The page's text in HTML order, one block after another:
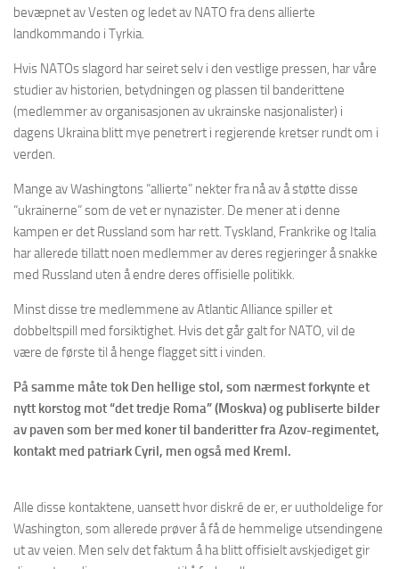
bevæpnet av Vesten og ledet av NATO fra dens allierte
landkommando i Tyrkia.
Hvis NATOs slagord har seiret selv i den vestlige pressen, har våre
studier av historien, betydningen og plassen til banderittene
(medlemmer av organisasjonen av ukrainske nasjonalister) i
dagens Ukraina blitt mye penetrert i regjerende kretser rundt om i
verden.
Mange av Washingtons “allierte” nekter fra nå av å støtte disse
“ukrainerne” som de vet er nynazister. De mener at i denne
kampen er det Russland som har rett. Tyskland, Frankrike og Italia
har allerede tillatt noen medlemmer av deres regjeringer å snakke
med Russland uten å endre deres offisielle politikk.
Minst disse tre medlemmene av Atlantic Alliance spiller et
dobbeltspill med forsiktighet. Hvis det går galt for NATO, vil de
være de første til å henge flagget sitt i vinden.
På samme måte tok Den hellige stol, som nærmest forkynte et
nytt korstog mot “det tredje Roma” (Moskva) og publiserte bilder
av paven som ber med koner til banderitter fra Azov-regimentet,
kontakt med patriark Cyril, men også med Kreml.
Alle disse kontaktene, uansett hvor diskré de er, er uutholdelige for
Washington, som allerede prøver å få de hemmelige utsendingene
ut av veien. Men selv det faktum å ha blitt offisielt avskjediget gir